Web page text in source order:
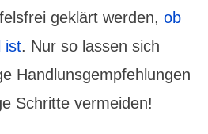
geklärt werden, ob
ist. Nur so lassen sich
Handlunsgempfehlungen
Schritte vermeiden!